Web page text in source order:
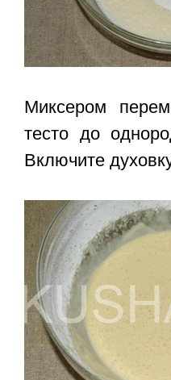
Миксером
тесто до
Включите